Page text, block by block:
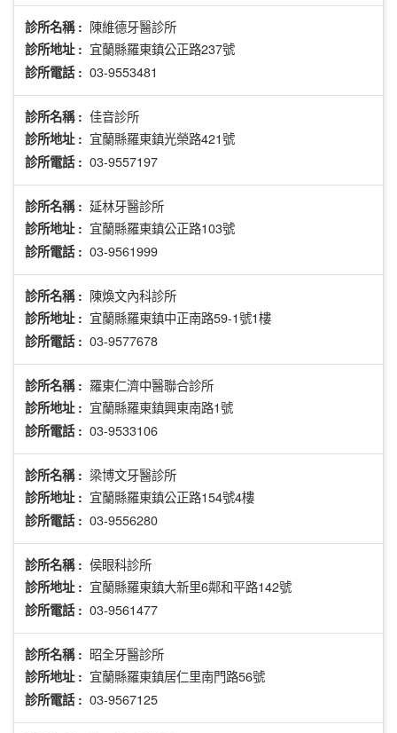
診所名稱 : 陳維德牙醫診所
診所地址 : 宜蘭縣羅東鎮公正路237號
診所電話 : 03-9553481
診所名稱 : 佳音診所
診所地址 : 宜蘭縣羅東鎮光榮路421號
診所電話 : 03-9557197
診所名稱 : 延林牙醫診所
診所地址 : 宜蘭縣羅東鎮公正路103號
診所電話 : 03-9561999
診所名稱 : 陳煥文內科診所
診所地址 : 宜蘭縣羅東鎮中正南路59-1號1樓
診所電話 : 03-9577678
診所名稱 : 羅東仁濟中醫聯合診所
診所地址 : 宜蘭縣羅東鎮興東南路1號
診所電話 : 03-9533106
診所名稱 : 梁博文牙醫診所
診所地址 : 宜蘭縣羅東鎮公正路154號4樓
診所電話 : 03-9556280
診所名稱 : 侯眼科診所
診所地址 : 宜蘭縣羅東鎮大新里6鄰和平路142號
診所電話 : 03-9561477
診所名稱 : 昭全牙醫診所
診所地址 : 宜蘭縣羅東鎮居仁里南門路56號
診所電話 : 03-9567125